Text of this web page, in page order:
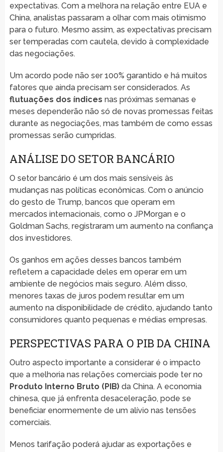
expectativas. Com a melhora na relação entre EUA e
China, analistas passaram a olhar com mais otimismo
para o futuro. Mesmo assim, as expectativas precisam
ser temperadas com cautela, devido à complexidade
das negociações.
Um acordo pode não ser 100% garantido e há muitos
fatores que ainda precisam ser considerados. As
flutuações dos índices nas próximas semanas e
meses dependerão não só de novas promessas feitas
durante as negociações, mas também de como essas
promessas serão cumpridas.
ANÁLISE DO SETOR BANCÁRIO
O setor bancário é um dos mais sensíveis às
mudanças nas políticas econômicas. Com o anúncio
do gesto de Trump, bancos que operam em
mercados internacionais, como o JPMorgan e o
Goldman Sachs, registraram um aumento na confiança
dos investidores.
Os ganhos em ações desses bancos também
refletem a capacidade deles em operar em um
ambiente de negócios mais seguro. Além disso,
menores taxas de juros podem resultar em um
aumento na disponibilidade de crédito, ajudando tanto
consumidores quanto pequenas e médias empresas.
PERSPECTIVAS PARA O PIB DA CHINA
Outro aspecto importante a considerar é o impacto
que a melhoria nas relações comerciais pode ter no
Produto Interno Bruto (PIB)da China. A economia
chinesa, que já enfrenta desaceleração, pode se
beneficiar enormemente de um alívio nas tensões
comerciais.
Menos tarifação poderá ajudar as exportações e